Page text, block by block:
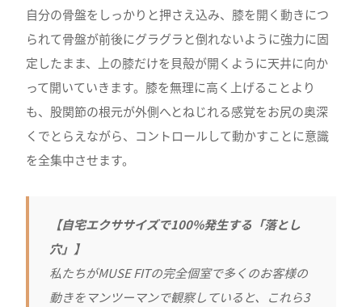
自分の骨盤をしっかりと押さえ込み、膝を開く動きにつ
られて骨盤が前後にグラグラと倒れないように強力に固
定したまま、上の膝だけを貝殻が開くように天井に向か
って開いていきます。膝を無理に高く上げることより
も、股関節の根元が外側へとねじれる感覚をお尻の奥深
くでとらえながら、コントロールして動かすことに意識
を全集中させます。
【自宅エクササイズで100%発生する「落とし
穴」】
私たちがMUSE FITの完全個室で多くのお客様の
動きをマンツーマンで観察していると、これら3